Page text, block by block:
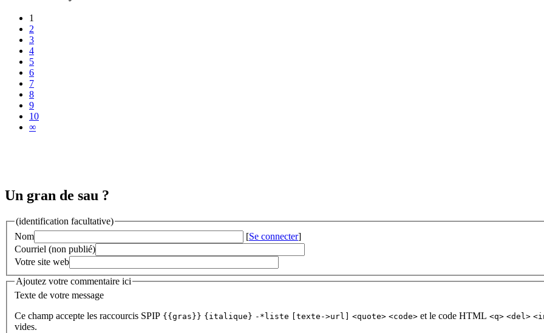
1
2
3
4
5
6
7
8
9
10
∞
Un gran de sau ?
(identification facultative)
Nom
[Se connecter]
Courriel (non publié)
Votre site web
Ajoutez votre commentaire ici
Texte de votre message
Ce champ accepte les raccourcis SPIP {{gras}} {italique} -*liste [texte->url] <quote> <code> et le code HTML <q> <del>
vides.